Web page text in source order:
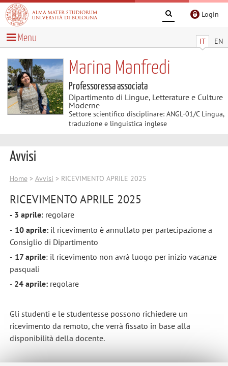
Login
IT EN
Menu
Marina Manfredi
Professoressa associata
Dipartimento di Lingue, Letterature e Culture
Moderne
Settore scientifico disciplinare: ANGL-01/C Lingua,
traduzione e linguistica inglese
Avvisi
Home> Avvisi > RICEVIMENTO APRILE 2025
RICEVIMENTO APRILE 2025
- 3 aprile: regolare
- 10 aprile: il ricevimento è annullato per partecipazione a
Consiglio di Dipartimento
- 17 aprile: il ricevimento non avrà luogo per inizio vacanze
pasquali
- 24 aprile:regolare
Gli studenti e le studentesse possono richiedere un
ricevimento da remoto, che verrà fissato in base alla
disponibilità della docente.